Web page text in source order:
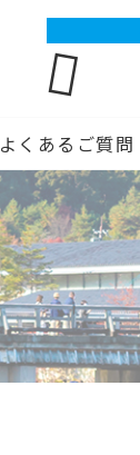
よくあるご質問